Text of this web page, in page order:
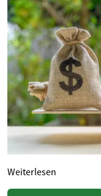
Weiterlesen